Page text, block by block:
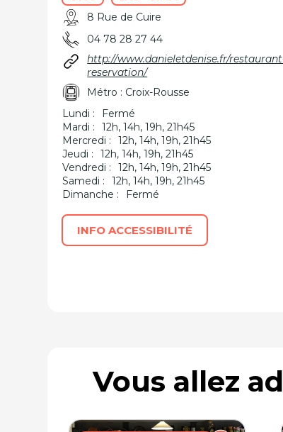
8 Rue de Cuire
04 78 28 27 44
http://www.danieletdenise.fr/
reservation/
Métro : Croix-Rousse
Lundi :
Fermé
Mardi :
12h, 14h, 19h, 21h45
Mercredi :
12h, 14h, 19h, 21h45
Jeudi :
12h, 14h, 19h, 21h45
Vendredi :
12h, 14h, 19h, 21h45
Samedi :
12h, 14h, 19h, 21h45
Dimanche :
Fermé
INFO ACCESSIBILITÉ
Vous allez